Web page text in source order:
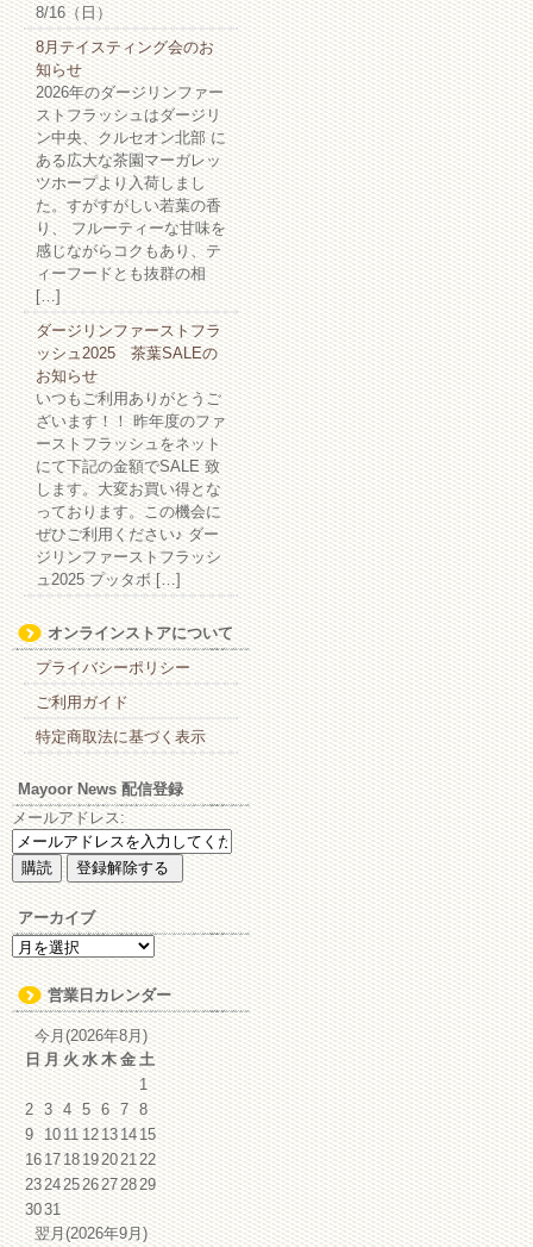
8/16（日）
8月テイスティング会のお
知らせ
2026年のダージリンファー
ストフラッシュはダージリ
ン中央、クルセオン北部 に
ある広大な茶園マーガレッ
ツホープより入荷しまし
た。すがすがしい若葉の香
り、 フルーティーな甘味を
感じながらコクもあり、テ
ィーフードとも抜群の相
[…]
ダージリンファーストフラ
ッシュ2025 茶葉SALEの
お知らせ
いつもご利用ありがとうご
ざいます！！ 昨年度のファ
ーストフラッシュをネット
にて下記の金額でSALE 致
します。大変お買い得とな
っております。この機会に
ぜひご利用ください♪ ダー
ジリンファーストフラッシ
ュ2025 プッタボ […]
オンラインストアについて
プライバシーポリシー
ご利用ガイド
特定商取法に基づく表示
Mayoor News 配信登録
メールアドレス:
アーカイブ
ア
ー
カ
イ
ブ
営業日カレンダー
今月(2026年8月)
日 月 火 水 木 金 土
1
2 3 4 5 6 7 8
9 1011 12131415
16171819202122
23242526272829
3031
翌月(2026年9月)